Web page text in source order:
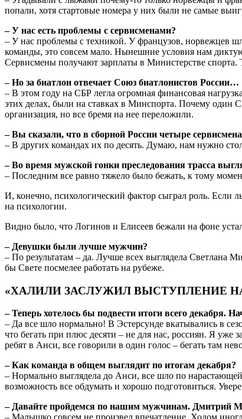
попали, хотя стартовые номера у них были не самые
– У нас есть проблемы с сервисменами?
– У нас проблемы с техникой. У французов, норвежцев
команды, это совсем мало. Нынешние условия нам
Сервисмены получают зарплаты в Министерстве
– Но за биатлон отвечает Союз биатлонистов России…
– В этом году на СБР легла огромная финансовая
этих делах, были на ставках в Минспорта. Почему один
организация, но все бремя на нее переложили.
– Вы сказали, что в сборной России четыре
– В других командах их по десять. Думаю, нам нужно
– Во время мужской гонки преследования трасса
– Последним все равно тяжело было бежать, к тому
И, конечно, психологический фактор сыграл роль. Если
на психологии.
Видно было, что Логинов и Елисеев бежали на фоне
– Девушки были лучше мужчин?
– По результатам – да. Лучше всех выглядела Светлана
бы Свете посмелее работать на рубеже.
«ХАЛИЛИ ЗАСЛУЖИЛ ВЫСТУПЛЕНИЕ
– Теперь хотелось бы подвести итоги всего декабря.
– Да все шло нормально! В Эстерсунде вкатывались в
что бегать при плюс десяти – не для нас, россиян. Я уже
ребят в Анси, все говорили в один голос – бегать там
– Как команда в общем выглядит по итогам декабря?
– Нормально выглядела до Анси, все шло по
возможность все обдумать и хорошо подготовиться.
– Давайте пройдемся по нашим мужчинам. Дмитрий